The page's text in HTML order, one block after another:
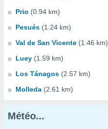
Prio (0.94 km)
Pesués (1.24 km)
Val de San Vicente (1.46 km)
Luey (1.59 km)
Los Tánagos (2.57 km)
Molleda (2.61 km)
Météo...